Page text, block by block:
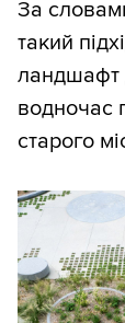
За
такий
ландшафт
водночас
старого